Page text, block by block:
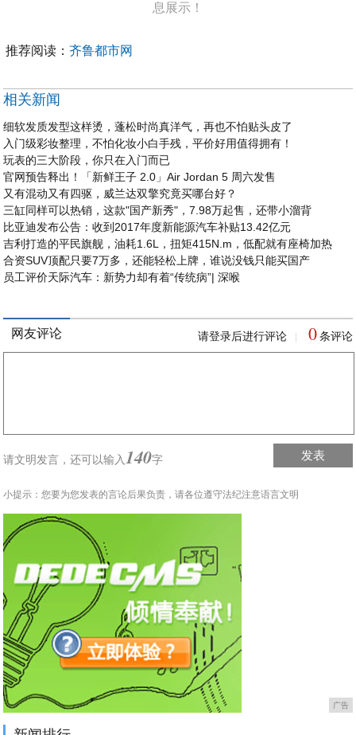
息展示！
推荐阅读：齐鲁都市网
相关新闻
细软发质发型这样烫，蓬松时尚真洋气，再也不怕贴头皮了
入门级彩妆整理，不怕化妆小白手残，平价好用值得拥有！
玩表的三大阶段，你只在入门而已
官网预告释出！「新鲜王子 2.0」Air Jordan 5 周六发售
又有混动又有四驱，威兰达双擎究竟买哪台好？
三缸同样可以热销，这款"国产新秀"，7.98万起售，还带小溜背
比亚迪发布公告：收到2017年度新能源汽车补贴13.42亿元
吉利打造的平民旗舰，油耗1.6L，扭矩415N.m，低配就有座椅加热
合资SUV顶配只要7万多，还能轻松上牌，谁说没钱只能买国产
员工评价天际汽车：新势力却有着“传统病”| 深喉
网友评论 请登录后进行评论 0 条评论
请文明发言，还可以输入140字 发表
小提示：您要为您发表的言论后果负责，请各位遵守法纪注意语言文明
广告